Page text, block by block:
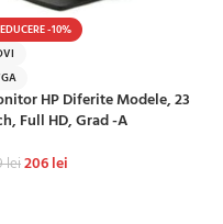
-10%
HP Diferite Modele, 23
Full HD, Grad -A
lei206lei